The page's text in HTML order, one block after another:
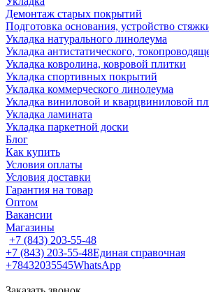
Демонтаж старых покрытий
Подготовка основания, устройство
Укладка натурального линолеума
Укладка антистатического,
Укладка ковролина, ковровой плитки
Укладка спортивных покрытий
Укладка коммерческого линолеума
Укладка виниловой и кварцвиниловой
Укладка ламината
Укладка паркетной доски
Блог
Как купить
Условия оплаты
Условия доставки
Гарантия на товар
Оптом
Вакансии
Магазины
+7 (843) 203-55-48
+7 (843) 203-55-48Единая справочная
+78432035545WhatsApp